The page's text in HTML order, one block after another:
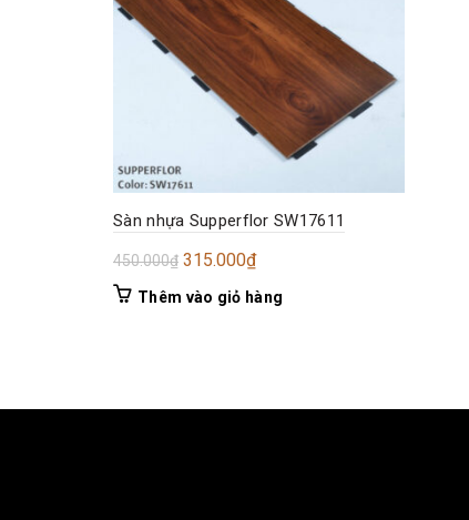
Sàn nhựa Supperflor SW17611
450.000₫ Giá
gốc
315.000₫Giá
hiện
Thêm vào giỏ hàng